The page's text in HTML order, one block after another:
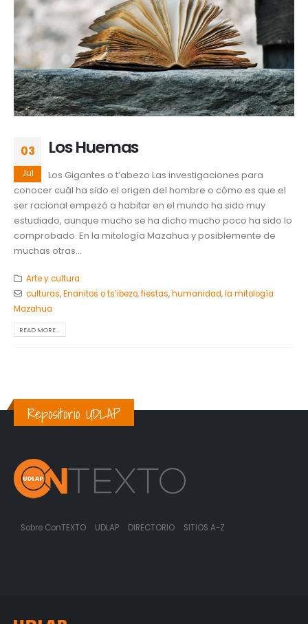
03
Jul
Los Huemas
Los Gigantes o t’abezo Las investigaciones para
conocer cuál ha sido el origen del hombre o cómo es que el
ser racional empezó a habitar en el mundo ha sido muy
estudiado, aunque mucho se ha dicho mucho poco ha sido lo
comprobado. En la mitología Mazahua y posiblemente de
muchas otras...
Arte y cultura
culturas,Enanitos o ts’ibezo,fiestas,humanidad,la mitología
Mazahua
READ MORE...
Repositorio UDLAP
Sobre ConTEXTO UDLAP DIRECTORIO SITIOS A-Z